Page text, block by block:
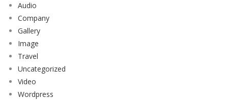
Audio
Company
Gallery
Image
Travel
Uncategorized
Video
Wordpress